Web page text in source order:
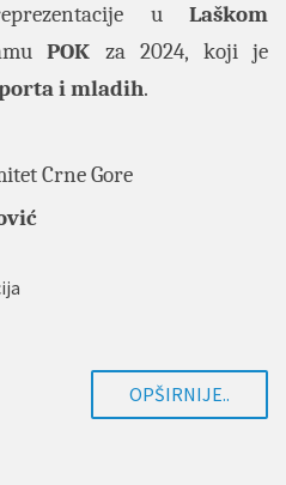
u Laškom
POK za 2024, koji je
i mladih.
Crne Gore
OPŠIRNIJE..